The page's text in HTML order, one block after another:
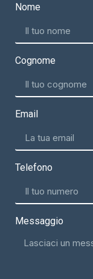
Nome
Cognome
Email
Telefono
Messaggio